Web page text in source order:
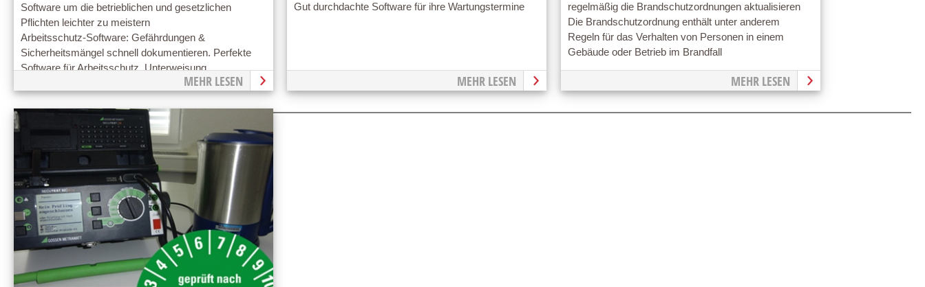
Software um die betrieblichen und gesetzlichen
Pflichten leichter zu meistern
Arbeitsschutz-Software: Gefährdungen &
Sicherheitsmängel schnell dokumentieren. Perfekte
Software für Arbeitsschutz, Unterweisung.
MEHR LESEN
Gut durchdachte Software für ihre Wartungstermine
MEHR LESEN
regelmäßig die Brandschutzordnungen aktualisieren
Die Brandschutzordnung enthält unter anderem
Regeln für das Verhalten von Personen in einem
Gebäude oder Betrieb im Brandfall
MEHR LESEN